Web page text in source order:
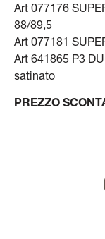
Art 077176
88/89,5
Art 077181
Art 641865 P3
satinato
PREZZO